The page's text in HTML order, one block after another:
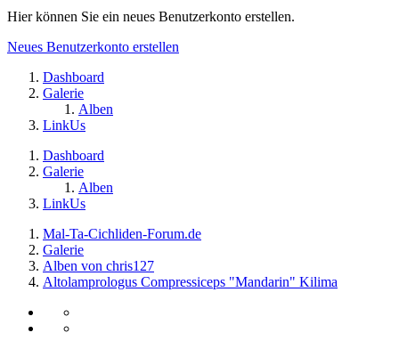
Hier können Sie ein neues Benutzerkonto erstellen.
Neues Benutzerkonto erstellen
Dashboard
Galerie
Alben
LinkUs
Dashboard
Galerie
Alben
LinkUs
Mal-Ta-Cichliden-Forum.de
Galerie
Alben von chris127
Altolamprologus Compressiceps "Mandarin" Kilima